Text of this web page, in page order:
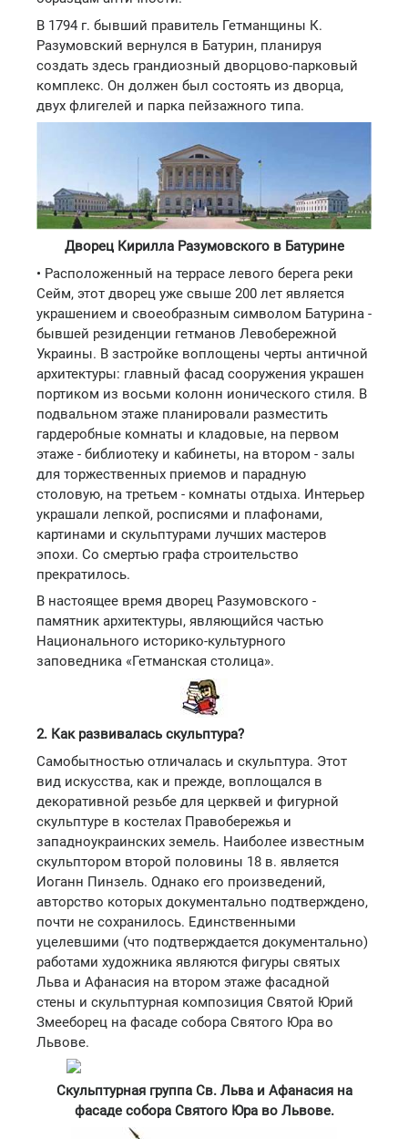
В 1794 г. бывший правитель Гетманщины К.
Разумовский вернулся в Батурин, планируя
создать здесь грандиозный дворцово-парковый
комплекс. Он должен был состоять из дворца,
двух флигелей и парка пейзажного типа.
Дворец Кирилла Разумовского в Батурине
• Расположенный на террасе левого берега реки
Сейм, этот дворец уже свыше 200 лет является
украшением и своеобразным символом Батурина -
бывшей резиденции гетманов Левобережной
Украины. В застройке воплощены черты античной
архитектуры: главный фасад сооружения украшен
портиком из восьми колонн ионического стиля. В
подвальном этаже планировали разместить
гардеробные комнаты и кладовые, на первом
этаже - библиотеку и кабинеты, на втором - залы
для торжественных приемов и парадную
столовую, на третьем - комнаты отдыха. Интерьер
украшали лепкой, росписями и плафонами,
картинами и скульптурами лучших мастеров
эпохи. Со смертью графа строительство
прекратилось.
В настоящее время дворец Разумовского -
памятник архитектуры, являющийся частью
Национального историко-культурного
заповедника «Гетманская столица».
2. Как развивалась скульптура?
Самобытностью отличалась и скульптура. Этот
вид искусства, как и прежде, воплощался в
декоративной резьбе для церквей и фигурной
скульптуре в костелах Правобережья и
западноукраинских земель. Наиболее известным
скульптором второй половины 18 в. является
Иоганн Пинзель. Однако его произведений,
авторство которых документально подтверждено,
почти не сохранилось. Единственными
уцелевшими (что подтверждается документально)
работами художника являются фигуры святых
Льва и Афанасия на втором этаже фасадной
стены и скульптурная композиция Святой Юрий
Змееборец на фасаде собора Святого Юра во
Львове.
Скульптурная группа Св. Льва и Афанасия на
фасаде собора Святого Юра во Львове.